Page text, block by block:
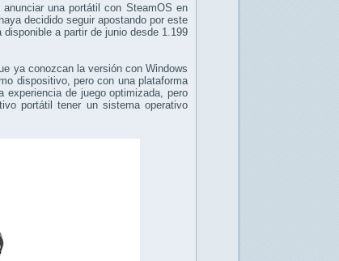
una portátil con SteamOS en
decidido seguir apostando por este
a partir de junio desde 1.199
ya conozcan la versión con Windows
dispositivo, pero con una plataforma
experiencia de juego optimizada, pero
portátil tener un sistema operativo